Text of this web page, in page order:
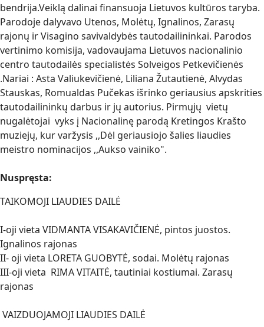
bendrija.Veiklą dalinai finansuoja Lietuvos kultūros taryba.
Parodoje dalyvavo Utenos, Molėtų, Ignalinos, Zarasų
rajonų ir Visagino savivaldybės tautodailininkai. Parodos
vertinimo komisija, vadovaujama Lietuvos nacionalinio
centro tautodailės specialistės Solveigos Petkevičienės
.Nariai : Asta Valiukevičienė, Liliana Žutautienė, Alvydas
Stauskas, Romualdas Pučekas išrinko geriausius apskrities
tautodailininkų darbus ir jų autorius. Pirmųjų vietų
nugalėtojai vyks į Nacionalinę parodą Kretingos Krašto
muziejų, kur varžysis ,,Dėl geriausiojo šalies liaudies
meistro nominacijos ,,Aukso vainiko".
Nuspręsta:
TAIKOMOJI LIAUDIES DAILĖ
I-oji vieta VIDMANTA VISAKAVIČIENĖ, pintos juostos.
Ignalinos rajonas
II- oji vieta LORETA GUOBYTĖ, sodai. Molėtų rajonas
III-oji vieta RIMA VITAITĖ, tautiniai kostiumai. Zarasų
rajonas
VAIZDUOJAMOJI LIAUDIES DAILĖ